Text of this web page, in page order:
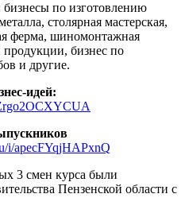
по изготовлению
столярная мастерская,
ферма, шиномонтажная
продукции, бизнес по
и другие.
идей:
i/apecFYqjHAPxnQ
3 смен курса были
Пензенской области с